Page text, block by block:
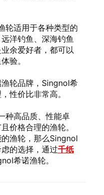
轮适用于各种类型的
洋钓鱼、深海钓鱼
余爱好者，都可以
验。
渔轮品牌，Singnol希
性价比非常高。
种高品质、性能卓
价格合理的渔轮。
渔轮，那么Singnol
的选择，通过千纸
希诺渔轮。